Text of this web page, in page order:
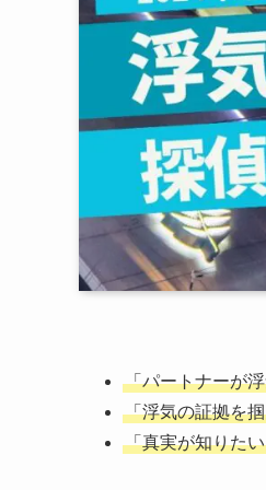
「パートナーが
「浮気の証拠を
「真実が知りた